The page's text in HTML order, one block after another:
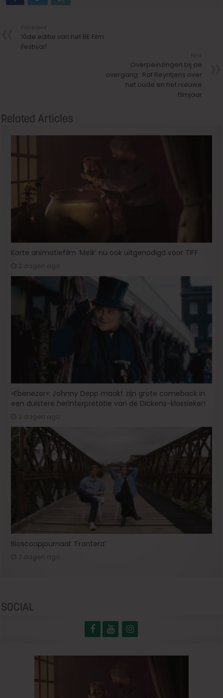
10de editie van het BE Film
Festival!
Overpeinzingen bij de
overgang : Raf Reyntjens over
het oude en het nieuwe
filmjaar
Related Articles
Korte animatiefilm ‘Melk’ nu ook uitgenodigd voor TIFF
2 dagen ago
«Ebenezer»: Johnny Depp maakt zijn grote comeback in
een duistere herinterpretatie van de Dickens-klassieker!
3 dagen ago
Bioscoopjournaal: ‘Frontera’
SOCIAL